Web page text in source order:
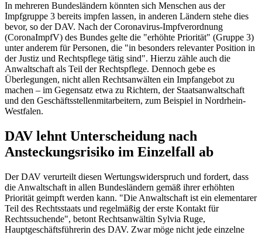
In mehreren Bundesländern könnten sich Menschen aus der
Impfgruppe 3 bereits impfen lassen, in anderen Ländern stehe dies
bevor, so der DAV. Nach der Coronavirus-Impfverordnung
(CoronaImpfV) des Bundes gelte die "erhöhte Priorität" (Gruppe 3)
unter anderem für Personen, die "in besonders relevanter Position in
der Justiz und Rechtspflege tätig sind". Hierzu zähle auch die
Anwaltschaft als Teil der Rechtspflege. Dennoch gebe es
Überlegungen, nicht allen Rechtsanwälten ein Impfangebot zu
machen – im Gegensatz etwa zu Richtern, der Staatsanwaltschaft
und den Geschäftsstellenmitarbeitern, zum Beispiel in Nordrhein-
Westfalen.
DAV lehnt Unterscheidung nach
Ansteckungsrisiko im Einzelfall ab
Der DAV verurteilt diesen Wertungswiderspruch und fordert, dass
die Anwaltschaft in allen Bundesländern gemäß ihrer erhöhten
Priorität geimpft werden kann. "Die Anwaltschaft ist ein elementarer
Teil des Rechtsstaats und regelmäßig der erste Kontakt für
Rechtssuchende", betont Rechtsanwältin Sylvia Ruge,
Hauptgeschäftsführerin des DAV. Zwar möge nicht jede einzelne